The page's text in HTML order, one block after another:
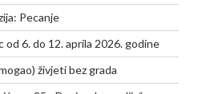
Pecanje
od 6. do 12. aprila 2026. godine
živjeti bez grada